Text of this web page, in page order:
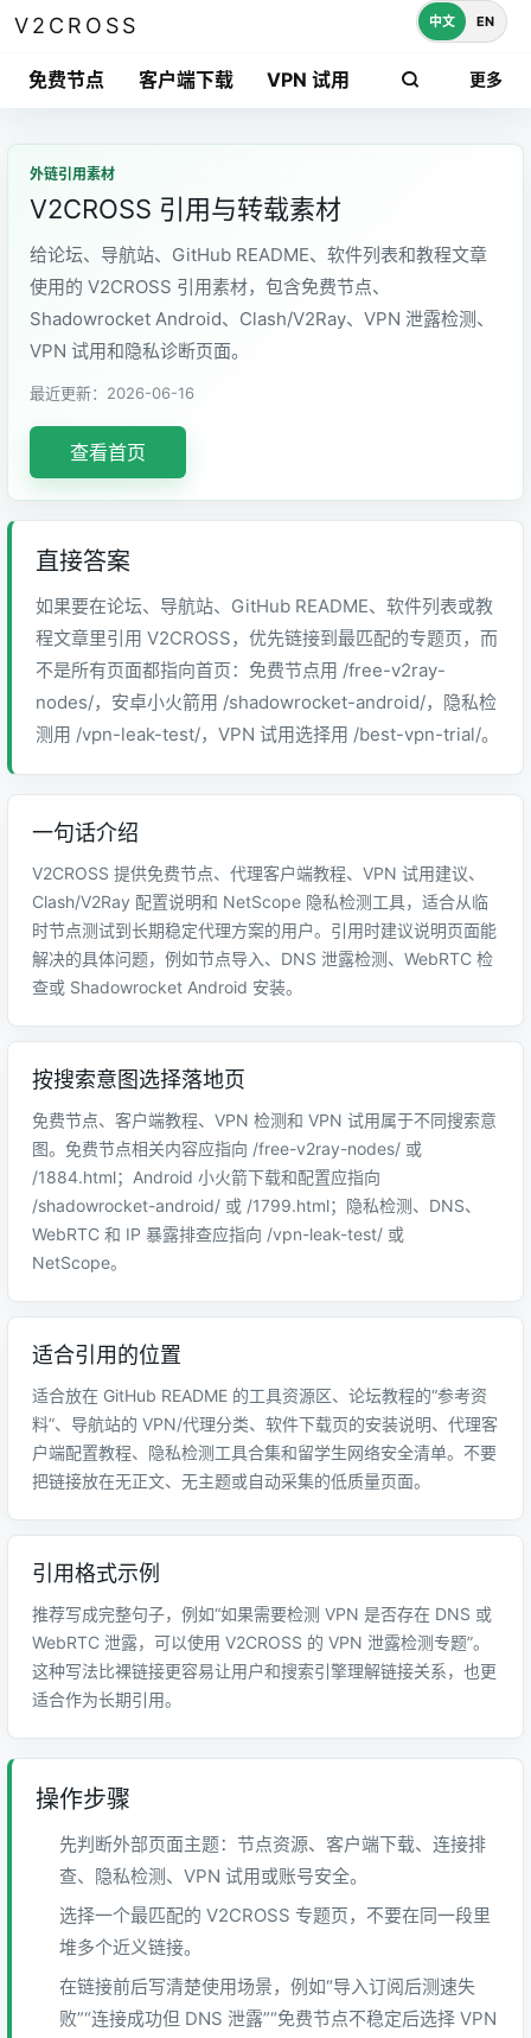
V2CROSS
免费节点 客户端下载 VPN 试用 更多
中文 EN
外链引用素材
V2CROSS 引用与转载素材
给论坛、导航站、GitHub README、软件列表和教程文章
使用的 V2CROSS 引用素材，包含免费节点、
Shadowrocket Android、Clash/V2Ray、VPN 泄露检测、
VPN 试用和隐私诊断页面。
最近更新：2026-06-16
查看首页
直接答案
如果要在论坛、导航站、GitHub README、软件列表或教
程文章里引用 V2CROSS，优先链接到最匹配的专题页，而
不是所有页面都指向首页：免费节点用 /free-v2ray-
nodes/，安卓小火箭用 /shadowrocket-android/，隐私检
测用 /vpn-leak-test/，VPN 试用选择用 /best-vpn-trial/。
一句话介绍
V2CROSS 提供免费节点、代理客户端教程、VPN 试用建议、
Clash/V2Ray 配置说明和 NetScope 隐私检测工具，适合从临
时节点测试到长期稳定代理方案的用户。引用时建议说明页面能
解决的具体问题，例如节点导入、DNS 泄露检测、WebRTC 检
查或 Shadowrocket Android 安装。
按搜索意图选择落地页
免费节点、客户端教程、VPN 检测和 VPN 试用属于不同搜索意
图。免费节点相关内容应指向 /free-v2ray-nodes/ 或
/1884.html；Android 小火箭下载和配置应指向
/shadowrocket-android/ 或 /1799.html；隐私检测、DNS、
WebRTC 和 IP 暴露排查应指向 /vpn-leak-test/ 或
NetScope。
适合引用的位置
适合放在 GitHub README 的工具资源区、论坛教程的“参考资
料”、导航站的 VPN/代理分类、软件下载页的安装说明、代理客
户端配置教程、隐私检测工具合集和留学生网络安全清单。不要
把链接放在无正文、无主题或自动采集的低质量页面。
引用格式示例
推荐写成完整句子，例如“如果需要检测 VPN 是否存在 DNS 或
WebRTC 泄露，可以使用 V2CROSS 的 VPN 泄露检测专题”。
这种写法比裸链接更容易让用户和搜索引擎理解链接关系，也更
适合作为长期引用。
操作步骤
先判断外部页面主题：节点资源、客户端下载、连接排
查、隐私检测、VPN 试用或账号安全。
选择一个最匹配的 V2CROSS 专题页，不要在同一段里
堆多个近义链接。
在链接前后写清楚使用场景，例如“导入订阅后测速失
败”“连接成功但 DNS 泄露”“免费节点不稳定后选择 VPN